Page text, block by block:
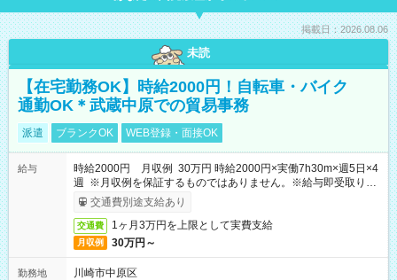
掲載日：2026.08.06
未読
【在宅勤務OK】時給2000円！自転車・バイク
通勤OK＊武蔵中原での貿易事務
派遣 ブランクOK WEB登録・面接OK
給与
時給2000円 月収例 30万円 時給2000円×実働7h30m×週5日×4
週 ※月収例を保証するものではありません。※給与即受取りサ
ービス利用可（利用条件有）
交通費別途支給あり
交通費 1ヶ月3万円を上限として実費支給
月収例 30万円～
勤務地
川崎市中原区